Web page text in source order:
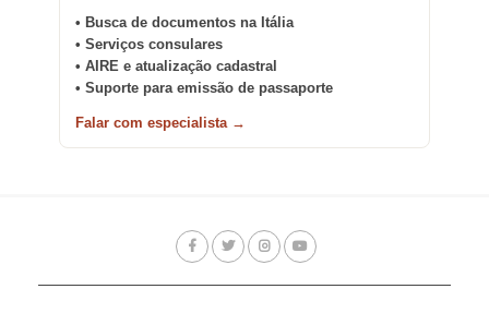
• Busca de documentos na Itália
• Serviços consulares
• AIRE e atualização cadastral
• Suporte para emissão de passaporte
Falar com especialista →